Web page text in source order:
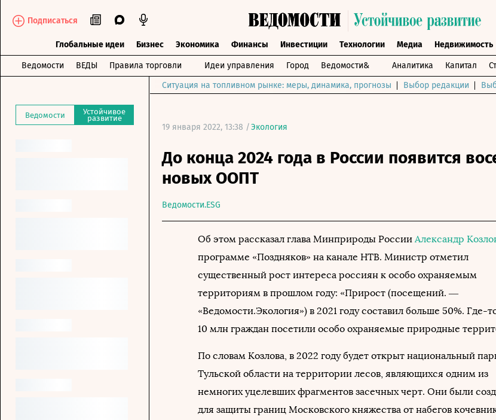
Подписаться
Глобальные идеи Бизнес Экономика Финансы Инвестиции Технологии Медиа Недвижимость
Ведомости ВЕДЫ Правила торговли Идеи управления Город Ведомости& Аналитика Капитал
Ведомости Устойчивое
развитие
Ситуация на топливном рынке: меры, динамика, прогнозы Выбор редакции
19 января 2022, 13:38 /Экология
До конца 2024 года в России появится
новых ООПТ
Ведомости.ESG
Об этом рассказал глава Минприроды России Александр
программе «Поздняков» на канале НТВ. Министр отметил
существенный рост интереса россиян к особо охраняемым
территориям в прошлом году: «Прирост (посещений. —
«Ведомости.Экология») в 2021 году составил больше 50%. Где-
10 млн граждан посетили особо охраняемые природные
По словам Козлова, в 2022 году будет открыт национальный
Тульской области на территории лесов, являющихся одним из
немногих уцелевших фрагментов засечных черт. Они были
для защиты границ Московского княжества от набегов